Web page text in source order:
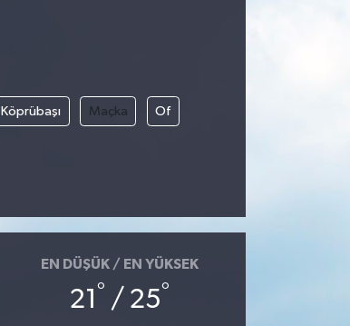
Köprübaşı Maçka Of
EN DÜŞÜK / EN YÜKSEK
21° / 25°